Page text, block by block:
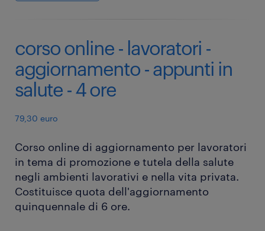
corso online - lavoratori -
aggiornamento - appunti in
salute - 4 ore
79,30 euro
Corso online di aggiornamento per lavoratori
in tema di promozione e tutela della salute
negli ambienti lavorativi e nella vita privata.
Costituisce quota dell'aggiornamento
quinquennale di 6 ore.